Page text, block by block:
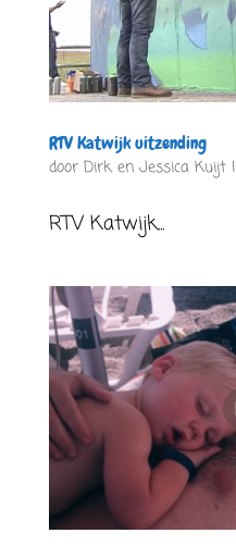
RTV Katwijk uitzending
door Dirk en Jessica Kuijt|
RTV Katwijk...